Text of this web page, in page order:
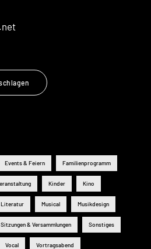
Events & Feiern Familienprogramm
Kinder Kino
Literatur Musical Musikdesign
Sitzungen & Versammlungen Sonstiges
Vocal Vortragsabend